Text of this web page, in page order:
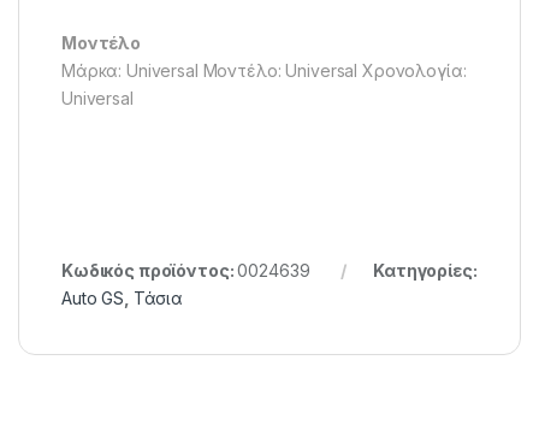
Μοντέλο
Μάρκα: Universal Μοντέλο: Universal Χρονολογία:
Universal
Κωδικός προϊόντος:0024639
Κατηγορίες:
Auto GS Τάσια